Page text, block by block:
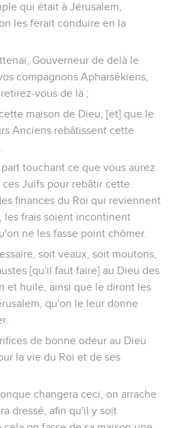
qui était à Jérusalem,
les ferait conduire en la
Gouverneur de delà le
compagnons Apharsékiens,
vous de là ;
maison de Dieu, [et] que le
Anciens rebâtissent cette
touchant ce que vous aurez
Juifs pour rebâtir cette
finances du Roi qui reviennent
les frais soient incontinent
ne les fasse point chômer.
soit veaux, soit moutons,
[qu'il faut faire] au Dieu des
et huile, ainsi que le diront les
qu'on le leur donne
de bonne odeur au Dieu
la vie du Roi et de ses
changera ceci, on arrache
dressé, afin qu'il y soit